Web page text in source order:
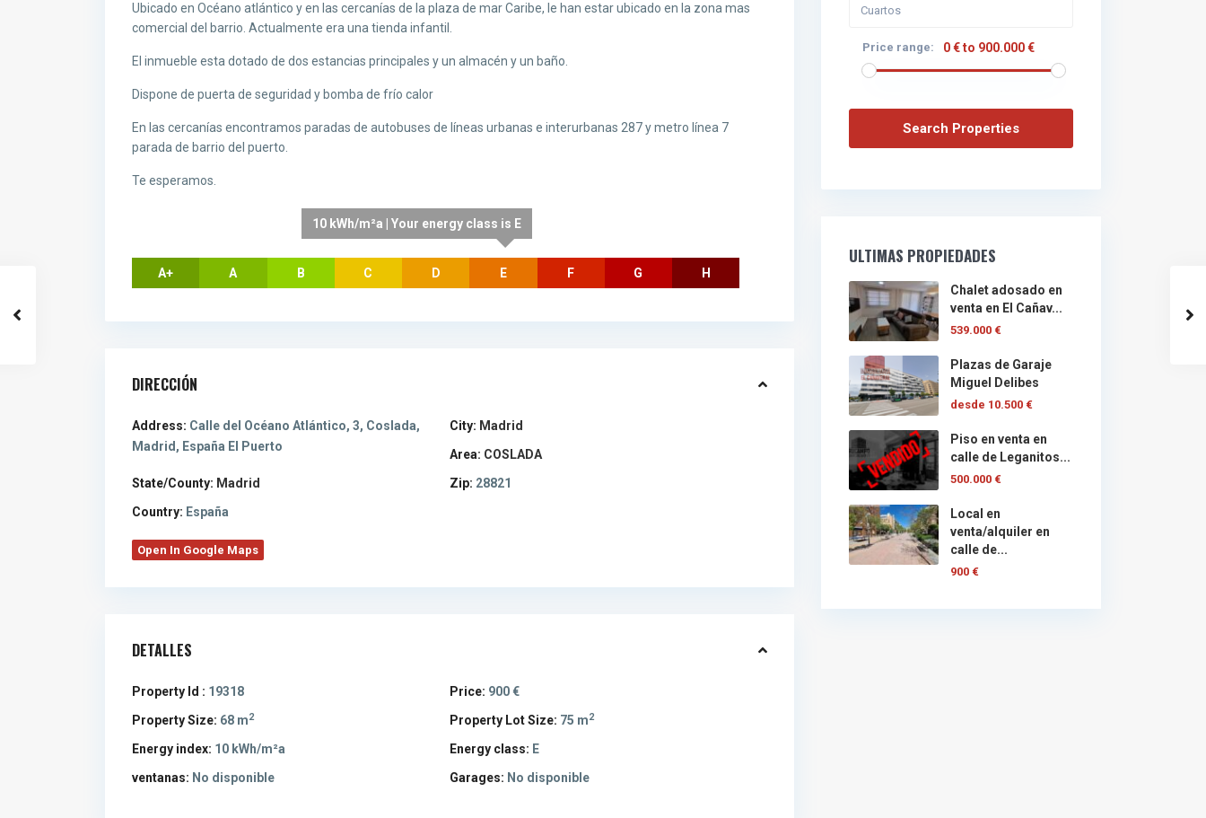
Ubicado en Océano atlántico y en las cercanías de la plaza de mar Caribe, le han estar ubicado en la zona mas
comercial del barrio. Actualmente era una tienda infantil.
El inmueble esta dotado de dos estancias principales y un almacén y un baño.
Dispone de puerta de seguridad y bomba de frío calor
En las cercanías encontramos paradas de autobuses de líneas urbanas e interurbanas 287 y metro línea 7
parada de barrio del puerto.
Te esperamos.
A+ A B C D
10 kWh/m²a | Your energy class is E
E F G H
DIRECCIÓN
Address: Calle del Océano Atlántico, 3, Coslada,
Madrid, España El Puerto
City: Madrid
Area: COSLADA
State/County: Madrid Zip: 28821
Country: España
Open In Google Maps
DETALLES
Property Id : 19318 Price: 900 €
Property Size: 68 m2 Property Lot Size: 75 m2
Energy index: 10 kWh/m²a Energy class: E
ventanas: No disponible Garages: No disponible
Price range: 0 € to 900.000 €
ULTIMAS PROPIEDADES
Chalet adosado en
venta en El Cañav...
539.000 €
Plazas de Garaje
Miguel Delibes
desde 10.500 €
Piso en venta en
calle de Leganitos...
500.000 €
Local en
venta/alquiler en
calle de...
900 €